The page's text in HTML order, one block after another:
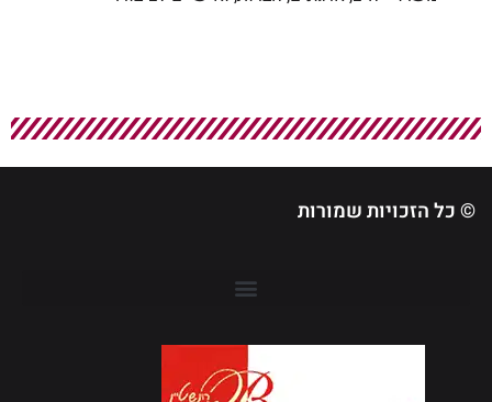
© כל הזכויות שמורות